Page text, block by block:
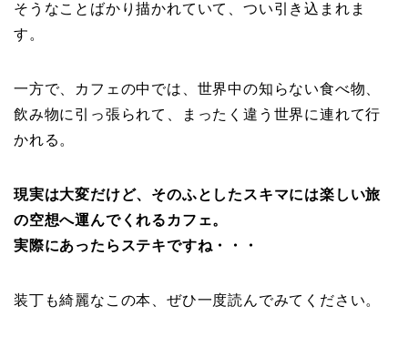
そうなことばかり描かれていて、つい引き込まれま
す。
一方で、カフェの中では、世界中の知らない食べ物、
飲み物に引っ張られて、まったく違う世界に連れて行
かれる。
現実は大変だけど、そのふとしたスキマには楽しい旅
の空想へ運んでくれるカフェ。
実際にあったらステキですね・・・
装丁も綺麗なこの本、ぜひ一度読んでみてください。